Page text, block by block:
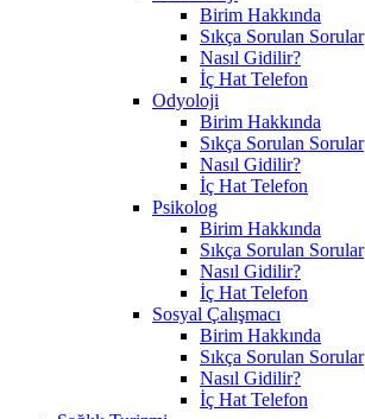
Birim Hakkında
Sıkça Sorulan Sorular
Nasıl Gidilir?
İç Hat Telefon
Odyoloji
Birim Hakkında
Sıkça Sorulan Sorular
Nasıl Gidilir?
İç Hat Telefon
Psikolog
Birim Hakkında
Sıkça Sorulan Sorular
Nasıl Gidilir?
İç Hat Telefon
Sosyal Çalışmacı
Birim Hakkında
Sıkça Sorulan Sorular
Nasıl Gidilir?
İç Hat Telefon